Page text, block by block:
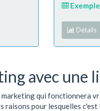
Détails
avec une
marketing qui fonctionnera
raisons pour lesquelles c'est